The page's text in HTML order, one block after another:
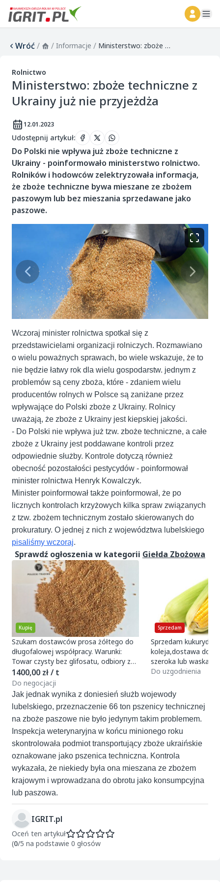
Wróć/ / Informacje / Ministerstwo: zboże techniczne z Ukrainy już nie przyjeżdża
Rolnictwo
Ministerstwo: zboże techniczne z
Ukrainy już nie przyjeżdża
12.01.2023
Udostępnij artykuł:
Do Polski nie wpływa już zboże techniczne z
Ukrainy - poinformowało ministerstwo rolnictwo.
Rolników i hodowców zelektryzowała informacja,
że zboże techniczne bywa mieszane ze zbożem
paszowym lub bez mieszania sprzedawane jako
paszowe.
Wczoraj minister rolnictwa spotkał się z
przedstawicielami organizacji rolniczych. Rozmawiano
o wielu poważnych sprawach, bo wiele wskazuje, że to
nie będzie łatwy rok dla wielu gospodarstw. jednym z
problemów są ceny zboża, które - zdaniem wielu
producentów rolnych w Polsce są zaniżane przez
wpływające do Polski zboże z Ukrainy. Rolnicy
uważają, że zboże z Ukrainy jest kiepskiej jakości.
- Do Polski nie wpływa już tzw. zboże techniczne, a całe
zboże z Ukrainy jest poddawane kontroli przez
odpowiednie służby. Kontrole dotyczą również
obecność pozostałości pestycydów - poinformował
minister rolnictwa Henryk Kowalczyk.
Minister poinformował także poinformował, że po
licznych kontrolach krzyżowych kilka spraw związanych
z tzw. zbożem technicznym zostało skierowanych do
prokuratury. O jednej z nich z województwa lubelskiego
pisaliśmy wczoraj.
Sprawdź ogłoszenia w kategorii Giełda Zbożowa
Kupię
Szukam dostawców prosa żółtego do
długofalowej współpracy. Warunki:
Towar czysty bez glifosatu, odbiory z
magazynu w Polsce. Oferuje regularne
zamówie
1400,00 zł / t
Do negocjacji
Sprzedam
Sprzedam kukurydze
koleja,dostawa do
szeroka lub waska
t
Do uzgodnienia
Jak jednak wynika z doniesień służb wojewody
lubelskiego, przeznaczenie 66 ton pszenicy technicznej
na zboże paszowe nie było jedynym takim problemem.
Inspekcja weterynaryjna w końcu minionego roku
skontrolowała podmiot transportujący zboże ukraińskie
oznakowane jako pszenica techniczna. Kontrola
wykazała, że niekiedy była ona mieszana ze zbożem
krajowym i wprowadzana do obrotu jako konsumpcyjna
lub paszowa.
IGRIT.pl
Oceń ten artykuł
(0/5 na podstawie 0 głosów